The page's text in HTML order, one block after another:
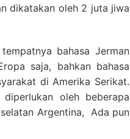
dikatakan oleh 2 juta jiwa
bahasa Jerman
saja, bahkan bahasa
di Amerika Serikat.
oleh beberapa
Argentina, Ada pun